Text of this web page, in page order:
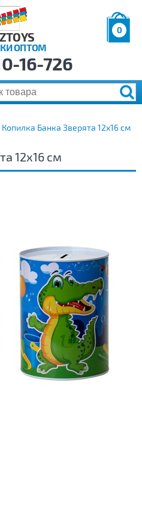
ОПТОМ
0
р.
16-726
Копилка Банка Зверята 12х16 см
12х16 см